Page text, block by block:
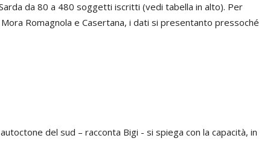
da 80 a 480 soggetti iscritti (vedi tabella in alto). Per
Romagnola e Casertana, i dati si presentanto pressoché
del sud – racconta Bigi - si spiega con la capacità, in